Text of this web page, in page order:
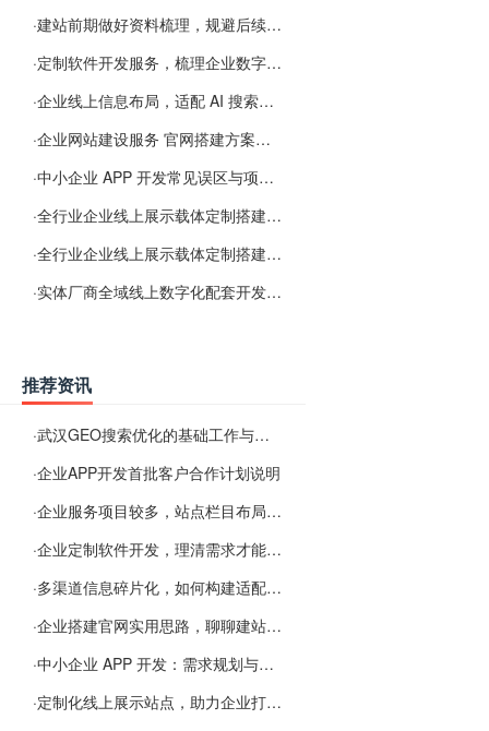
·建站前期做好资料梳理，规避后续各类使用难题
·定制软件开发服务，梳理企业数字化落地常见难点
·企业线上信息布局，适配 AI 搜索需要留意这些要点
·企业网站建设服务 官网搭建方案经验分享
·中小企业 APP 开发常见误区与项目规划实用经验
·全行业企业线上展示载体定制搭建服务
·全行业企业线上展示载体定制搭建服务
·实体厂商全域线上数字化配套开发与地域检索优化服务
推荐资讯
·武汉GEO搜索优化的基础工作与实施思路
·企业APP开发首批客户合作计划说明
·企业服务项目较多，站点栏目布局规划参考思路
·企业定制软件开发，理清需求才能提升数字化落地效率
·多渠道信息碎片化，如何构建适配 AI 检索的品牌信息源
·企业搭建官网实用思路，聊聊建站容易忽视的问题
·中小企业 APP 开发：需求规划与项目落地避坑经验分享
·定制化线上展示站点，助力企业打通线上经营渠道